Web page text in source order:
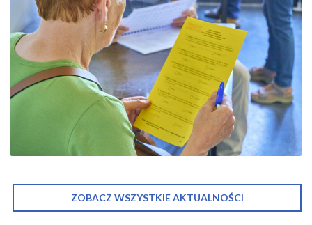
ZOBACZ WSZYSTKIE AKTUALNOŚCI